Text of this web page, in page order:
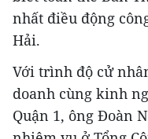
nhất điều động
Hải.
Với trình độ cử
doanh cùng kinh
Quận 1, ông Đoàn